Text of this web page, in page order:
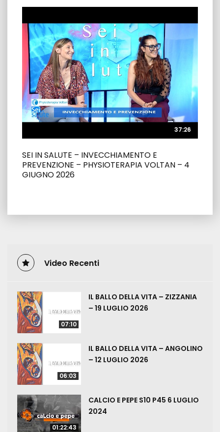
37:26
37:26
SEI IN SALUTE – INVECCHIAMENTO E
PREVENZIONE – PHYSIOTERAPIA VOLTAN – 4
GIUGNO 2026
Video Recenti
07:10
IL BALLO DELLA VITA – ZIZZANIA
– 19 LUGLIO 2026
06:03
IL BALLO DELLA VITA – ANGOLINO
– 12 LUGLIO 2026
01:22:43
CALCIO E PEPE S10 P45 6 LUGLIO
2024